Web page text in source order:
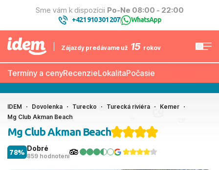
Sme vám k dispozícii Po-Ne 08:00 - 22:00
+421 910 301 207| WhatsApp
Zájazdy predávame už 15 rokov
Termíny a cenyRecenzieLokalitaPočasie
IDEM Dovolenka Turecko Turecká riviéra
Kemer
Mg Club Akman Beach
Mg Club Akman Beach
Dobré
859 hodnotení
78%